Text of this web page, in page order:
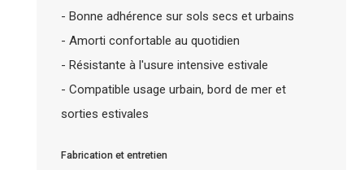
- Bonne adhérence sur sols secs et urbains
- Amorti confortable au quotidien
- Résistante à l'usure intensive estivale
- Compatible usage urbain, bord de mer et
sorties estivales
Fabrication et entretien